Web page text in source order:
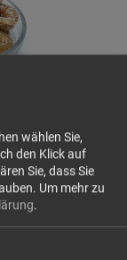
Wasabi-Note
Snack mit
als pikanter
wählen Sie,
den Klick auf
Sie, dass Sie
Um mehr zu
.